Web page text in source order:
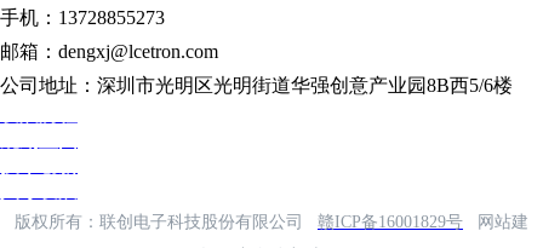
手机：13728855273
邮箱：dengxj@lcetron.com
公司地址：深圳市光明区光明街道华强创意产业园8B西5/6楼
版权所有：联创电子科技股份有限公司 赣ICP备16001829号 网站建